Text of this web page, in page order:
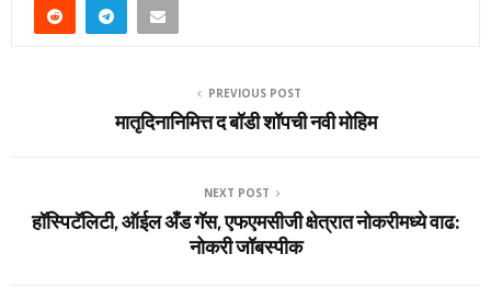
PREVIOUS POST
मातृदिनानिमित्त द बॉडी शॉपची नवी मोहिम
NEXT POST
हॉस्पिटॅलिटी, ऑईल अँड गॅस, एफएमसीजी क्षेत्रात नोकरीमध्ये वाढ:
नोकरी जॉबस्‍पीक